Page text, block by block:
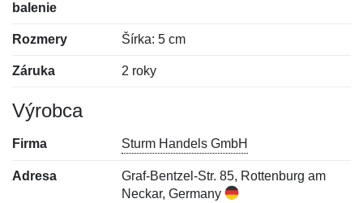
balenie
Rozmery Šírka: 5 cm
Záruka 2 roky
Výrobca
Firma Sturm Handels GmbH
Adresa
Graf-Bentzel-Str. 85, Rottenburg am
Neckar, Germany